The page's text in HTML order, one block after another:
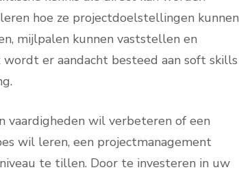
hoe ze projectdoelstellingen kunnen
mijlpalen kunnen vaststellen en
er aandacht besteed aan soft skills
vaardigheden wil verbeteren of een
wil leren, een projectmanagement
te tillen. Door te investeren in uw